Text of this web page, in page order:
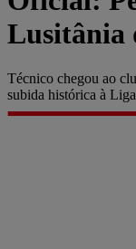
Lusitânia
Técnico chegou ao
subida histórica à